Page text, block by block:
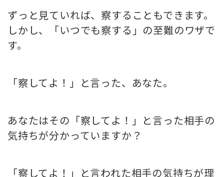
ずっと見ていれば、察することもできます。
しかし、「いつでも察する」の至難のワザで
す。
「察してよ！」と言った、あなた。
あなたはその「察してよ！」と言った相手の
気持ちが分かっていますか？
「察してよ！」と言われた相手の気持ちが理